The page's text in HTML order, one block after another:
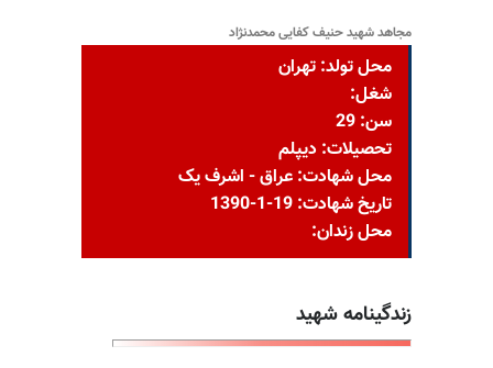
مجاهد شهید حنیف کفایی محمدنژاد
محل تولد: تهران
شغل:
سن: 29
تحصیلات: دیپلم
محل شهادت: عراق - اشرف یک
تاریخ شهادت: 19-1-1390
محل زندان:
زندگینامه شهید